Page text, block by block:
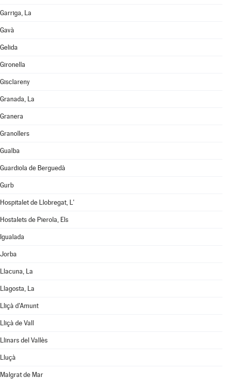
Garriga, La
Gavà
Gelida
Gironella
Gisclareny
Granada, La
Granera
Granollers
Gualba
Guardiola de Berguedà
Gurb
Hospitalet de Llobregat, L'
Hostalets de Pierola, Els
Igualada
Jorba
Llacuna, La
Llagosta, La
Lliçà d'Amunt
Lliçà de Vall
Llinars del Vallès
Lluçà
Malgrat de Mar